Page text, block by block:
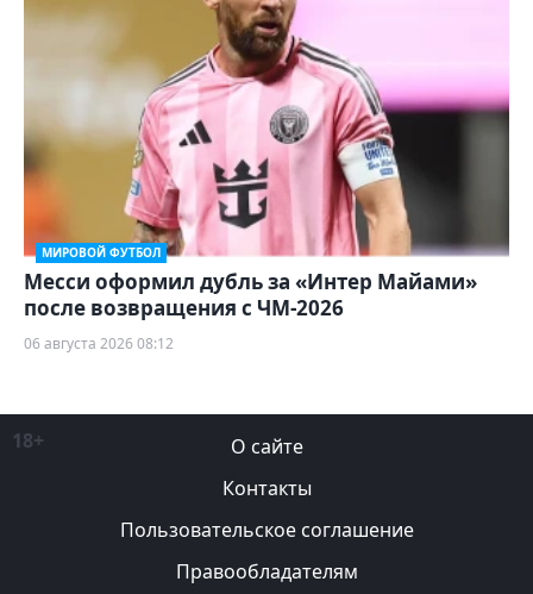
МИРОВОЙ ФУТБОЛ
Месси оформил дубль за «Интер Майами»
после возвращения с ЧМ-2026
06 августа 2026 08:12
18+
О сайте
Контакты
Пользовательское соглашение
Правообладателям